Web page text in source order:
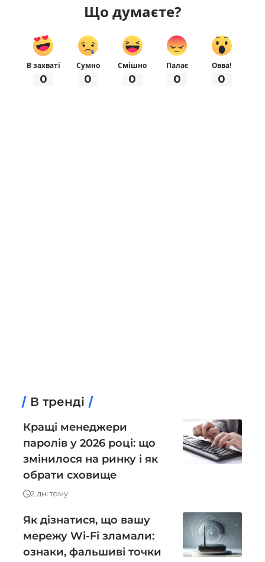
Що думаєте?
В захваті
0
Сумно
0
Смішно
0
Палає
0
Овва!
0
В тренді
Кращі менеджери
паролів у 2026 році: що
змінилося на ринку і як
обрати сховище
2 дні тому
Як дізнатися, що вашу
мережу Wi-Fi зламали:
ознаки, фальшиві точки